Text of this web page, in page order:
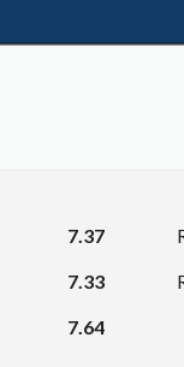
7.37
7.33
7.64